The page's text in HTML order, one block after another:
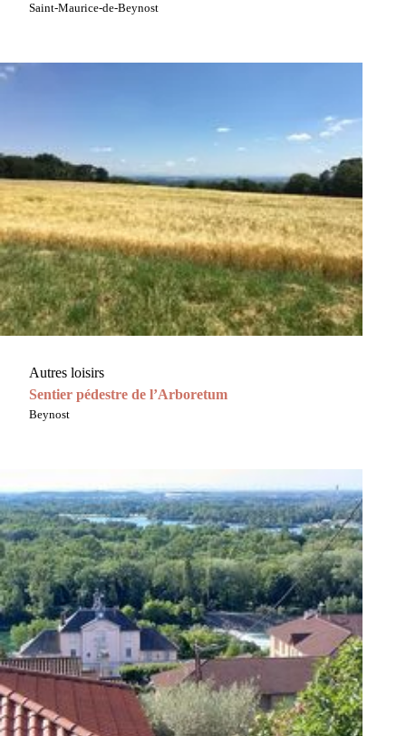
Saint-Maurice-de-Beynost
Autres loisirs
Sentier pédestre de l’Arboretum
Beynost